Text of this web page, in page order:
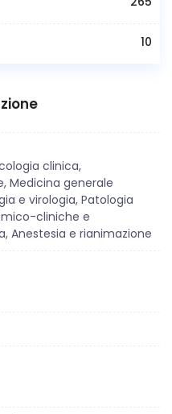
10
clinica,
Medicina generale
e virologia, Patologia
cliniche e
Anestesia e rianimazione